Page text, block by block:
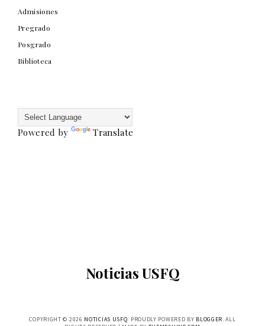
Admisiones
Pregrado
Posgrado
Biblioteca
Powered by Translate
Noticias USFQ
COPYRIGHT © 2026 NOTICIAS USFQ. PROUDLY POWERED BY BLOGGER. ALL